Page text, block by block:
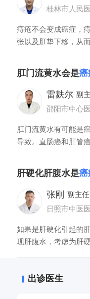
桂林市人民
痔疮不会变成癌症，
张以及肛垫下移，从
疮不会演变为癌症。
织长期受到慢性刺激
问题，可能会提高肛
肛门流黄水会是癌
雷麸尔 副
邵阳市中心
肛门流黄水有可能是
导致。直肠癌和肛管
道内粪水、粘液从肛
门流黄水也有可能是
肛瘘外口会流出脓液
流黄水症状，患者需
肝硬化肝腹水是癌
张刚 副主
日照市中医
如果是肝硬化引起的
现肝腹水，考虑为肝
膜也可以出现肝腹水
出诊医生